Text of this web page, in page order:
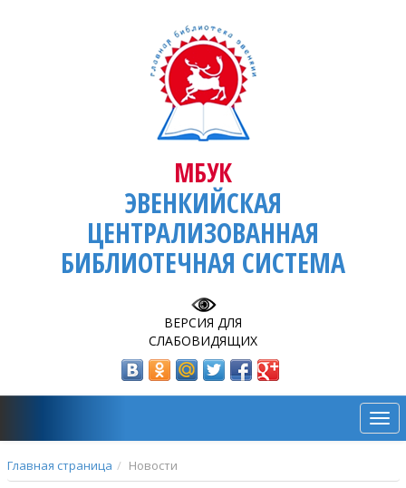
МБУК
ЭВЕНКИЙСКАЯ
ЦЕНТРАЛИЗОВАННАЯ
БИБЛИОТЕЧНАЯ СИСТЕМА
ВЕРСИЯ ДЛЯ
СЛАБОВИДЯЩИХ
Главная страница Новости